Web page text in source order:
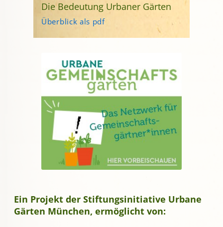
Die Bedeutung Urbaner Gärten
Überblick als pdf
Ein Projekt der Stiftungsinitiative Urbane
Gärten München, ermöglicht von: